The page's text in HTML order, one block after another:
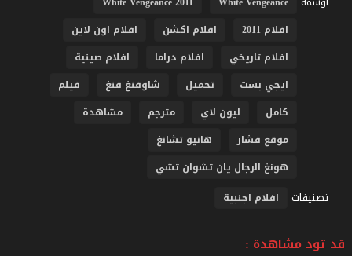
افلام 2011
افلام اكشن
افلام اون لاين
افلام تاريخي
افلام دراما
افلام صينية
ايجي بست
تحميل شاوفنغ فنغ
فيلم
كامل
ليون لاي مترجم
مشاهدة
موقع فشار
هانيو تشانغ
هونغ الرجال يان تشوان تشي
تصنيفات افلام اجنبية
قد تود مشاهدة :